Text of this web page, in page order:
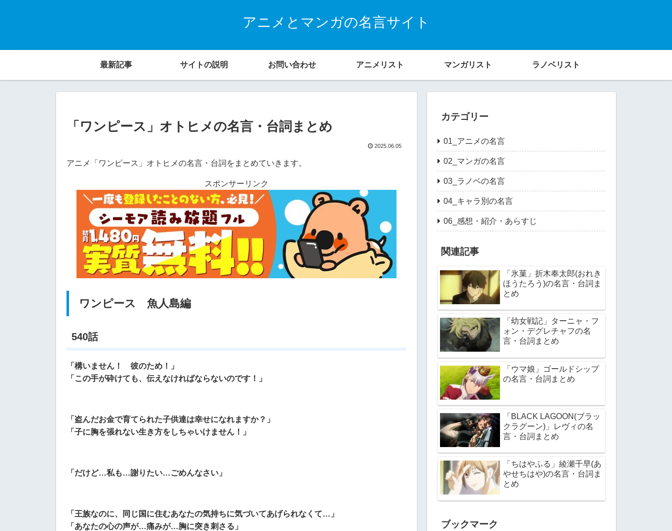
アニメとマンガの名言サイト
最新記事 サイトの説明 お問い合わせ アニメリスト マンガリスト ラノベリスト
「ワンピース」オトヒメの名言・台詞まとめ
2025.06.05
アニメ「ワンピース」オトヒメの名言・台詞をまとめていきます。
スポンサーリンク
ワンピース 魚人島編
540話
「構いません！ 彼のため！」
「この手が砕けても、伝えなければならないのです！」
「盗んだお金で育てられた子供達は幸せになれますか？」
「子に胸を張れない生き方をしちゃいけません！」
「だけど…私も…謝りたい…ごめんなさい」
「王族なのに、同じ国に住むあなたの気持ちに気づいてあげられなくて…」
「あなたの心の声が…痛みが…胸に突き刺さる」
カテゴリー
01_アニメの名言
02_マンガの名言
03_ラノベの名言
04_キャラ別の名言
06_感想・紹介・あらすじ
関連記事
「氷菓」折木奉太郎(おれき
ほうたろう)の名言・台詞ま
とめ
「幼女戦記」ターニャ・フ
ォン・デグレチャフの名
言・台詞まとめ
「ウマ娘」ゴールドシップ
の名言・台詞まとめ
「BLACK LAGOON(ブラッ
クラグーン)」レヴィの名
言・台詞まとめ
「ちはやふる」綾瀬千早(あ
やせちはや)の名言・台詞ま
とめ
ブックマーク